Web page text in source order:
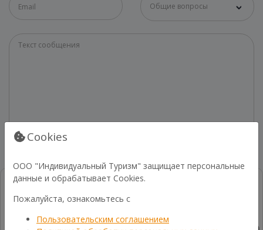
Общие вопросы
Cookies
ООО "Индивидуальный Туризм" защищает персональные
данные и обрабатывает Cookies.
Пожалуйста, ознакомьтесь с
Пользовательским соглашением